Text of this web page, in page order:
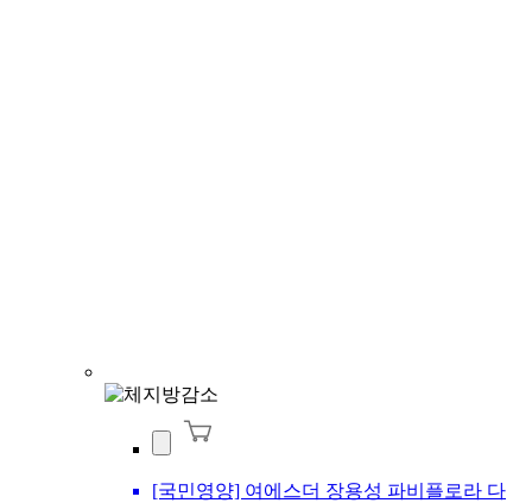
[국민영양] 여에스더 장용성 파비플로라 다